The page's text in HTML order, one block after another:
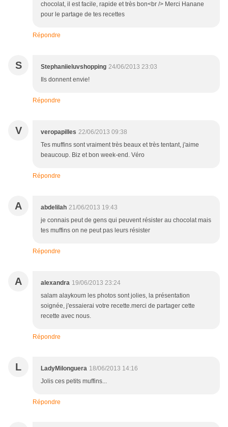
chocolat, il est facile, rapide et très bon<br /> Merci Hanane
pour le partage de tes recettes
Répondre
S Stephaniieluvshopping 24/06/2013 23:03
Ils donnent envie!
Répondre
V veropapilles 22/06/2013 09:38
Tes muffins sont vraiment très beaux et très tentant, j'aime
beaucoup. Biz et bon week-end. Véro
Répondre
A abdelilah 21/06/2013 19:43
je connais peut de gens qui peuvent résister au chocolat mais
tes muffins on ne peut pas leurs résister
Répondre
A alexandra 19/06/2013 23:24
salam alaykoum les photos sont jolies, la présentation
soignée, j'essaierai votre recette.merci de partager cette
recette avec nous.
Répondre
L LadyMilonguera 18/06/2013 14:16
Jolis ces petits muffins...
Répondre